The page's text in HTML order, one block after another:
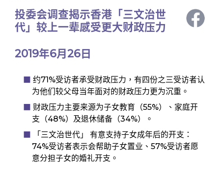
投委会调查揭示香港「三文治世
代」较上一辈感受更大财政压力
2019年6月26日
约71%受访者承受财政压力，有四份之三受访者认
为他们较父母当年面对的财政压力更为沉重。
财政压力主要来源为子女教育（55%）、家庭开
支（48%）及退休储备（34%）。
「三文治世代」 有意支持子女成年后的开支：
74%受访者表示会帮助子女置业、57%受访者愿
意分担子女的婚礼开支。